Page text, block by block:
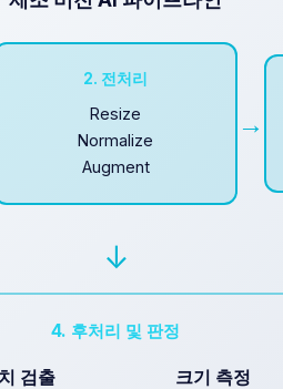
2. 전처리
Resize
Normalize
Augment
→
↓
4. 후처리 및 판정
검출 크기 측정